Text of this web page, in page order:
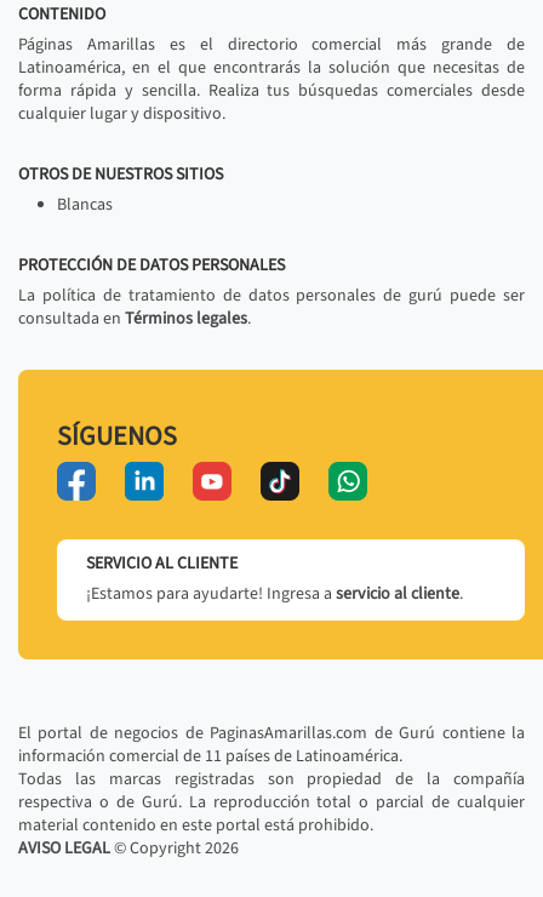
CONTENIDO
Páginas Amarillas es el directorio comercial más grande de
Latinoamérica, en el que encontrarás la solución que necesitas de
forma rápida y sencilla. Realiza tus búsquedas comerciales desde
cualquier lugar y dispositivo.
OTROS DE NUESTROS SITIOS
Blancas
PROTECCIÓN DE DATOS PERSONALES
La política de tratamiento de datos personales de gurú puede ser
consultada en Términos legales.
SÍGUENOS
SERVICIO AL CLIENTE
¡Estamos para ayudarte! Ingresa a servicio al cliente.
El portal de negocios de PaginasAmarillas.com de Gurú contiene la
información comercial de 11 países de Latinoamérica.
Todas las marcas registradas son propiedad de la compañía
respectiva o de Gurú. La reproducción total o parcial de cualquier
material contenido en este portal está prohibido.
AVISO LEGAL© Copyright2026